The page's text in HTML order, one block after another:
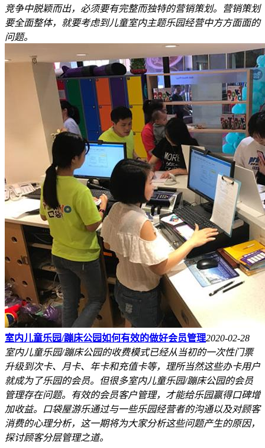
竞争中脱颖而出，必须要有完整而独特的营销策划。营销策划
要全面整体，就要考虑到儿童室内主题乐园经营中方方面面的
问题。
室内儿童乐园/蹦床公园如何有效的做好会员管理2020-02-28
室内儿童乐园/蹦床公园的收费模式已经从当初的一次性门票
升级到次卡、月卡、年卡和充值卡等，理所当然这些办卡用户
就成为了乐园的会员。但很多室内儿童乐园/蹦床公园的会员
管理存在问题。有效的会员客户管理，才能给乐园赢得口碑增
加收益。口袋屋游乐通过与一些乐园经营者的沟通以及对顾客
消费的心理分析，这一期将为大家分析这些问题产生的原因，
探讨顾客分层管理之道。